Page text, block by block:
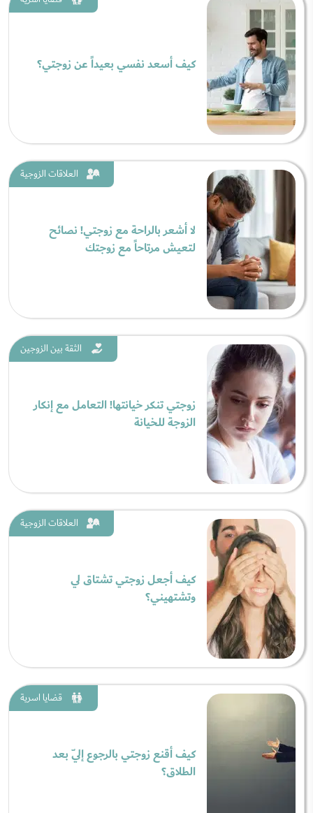
كيف أسعد نفسي بعيداً عن زوجتي؟
العلاقات الزوجية
لا أشعر بالراحة مع زوجتي! نصائح
لتعيش مرتاحاً مع زوجتك
الثقة بين الزوجين
زوجتي تنكر خيانتها! التعامل مع إنكار
الزوجة للخيانة
العلاقات الزوجية
كيف أجعل زوجتي تشتاق لي
وتشتهيني؟
قضايا اسرية
كيف أقنع زوجتي بالرجوع إليّ بعد
الطلاق؟